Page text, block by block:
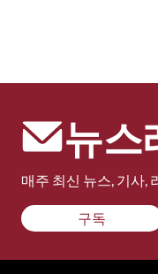
뉴스
매주 최신 뉴스, 기사,
구독